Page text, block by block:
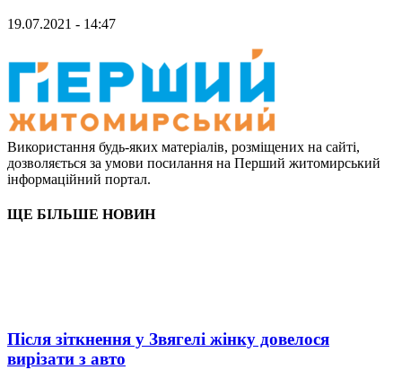
19.07.2021 - 14:47
Використання будь-яких матеріалів, розміщених на сайті,
дозволяється за умови посилання на Перший житомирський
інформаційний портал.
ЩЕ БІЛЬШЕ НОВИН
Після зіткнення у Звягелі жінку довелося
вирізати з авто